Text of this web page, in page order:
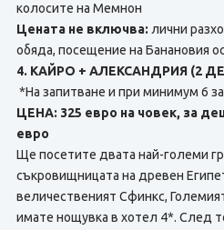
колосите на Мемнон
Цената не включва: лични
обяда, посещение на Банановия
4. КАЙРО + АЛЕКСАНДРИЯ (2
*На запитване и при минимум 6
ЦЕНА: 325 евро на човек, за
евро
Ще посетите двата най-големи
съкровищницата на древен
величественият Сфинкс,
имате нощувка в хотел 4*. След